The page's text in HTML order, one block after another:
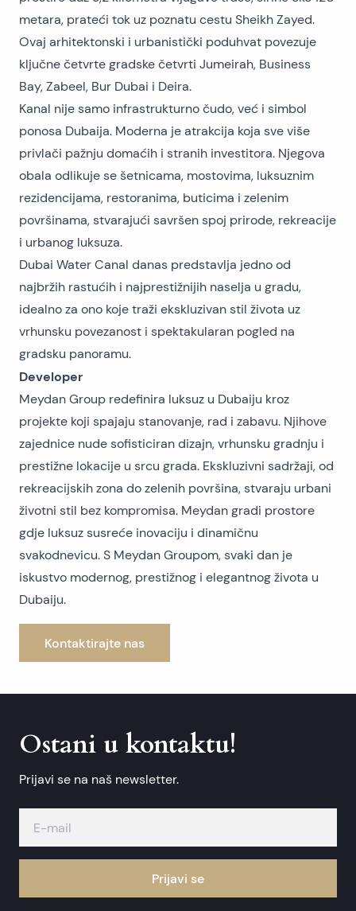
metara, prateći tok uz poznatu cestu Sheikh Zayed.
Ovaj arhitektonski i urbanistički poduhvat povezuje
ključne četvrte gradske četvrti Jumeirah, Business
Bay, Zabeel, Bur Dubai i Deira.
Kanal nije samo infrastrukturno čudo, već i simbol
ponosa Dubaija. Moderna je atrakcija koja sve više
privlači pažnju domaćih i stranih investitora. Njegova
obala odlikuje se šetnicama, mostovima, luksuznim
rezidencijama, restoranima, buticima i zelenim
površinama, stvarajući savršen spoj prirode, rekreacije
i urbanog luksuza.
Dubai Water Canal danas predstavlja jedno od
najbržih rastućih i najprestižnijih naselja u gradu,
idealno za ono koje traži ekskluzivan stil života uz
vrhunsku povezanost i spektakularan pogled na
gradsku panoramu.
Developer
Meydan Group redefinira luksuz u Dubaiju kroz
projekte koji spajaju stanovanje, rad i zabavu. Njihove
zajednice nude sofisticiran dizajn, vrhunsku gradnju i
prestižne lokacije u srcu grada. Ekskluzivni sadržaji, od
rekreacijskih zona do zelenih površina, stvaraju urbani
životni stil bez kompromisa. Meydan gradi prostore
gdje luksuz susreće inovaciju i dinamičnu
svakodnevicu. S Meydan Groupom, svaki dan je
iskustvo modernog, prestižnog i elegantnog života u
Dubaiju.
Kontaktirajte nas
Ostani u kontaktu!
Prijavi se na naš newsletter.
Prijavi se